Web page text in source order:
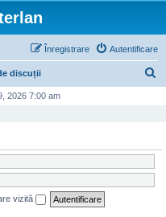
Autentificare
Înregistrare
discuții
a
2026 7:00 am
vizită